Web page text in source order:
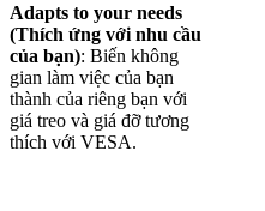
Adapts to your needs
(Thích ứng với nhu cầu
của bạn): Biến không
gian làm việc của bạn
thành của riêng bạn với
giá treo và giá đỡ tương
thích với VESA.